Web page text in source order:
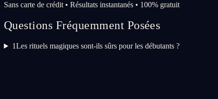
Sans carte de crédit • Résultats instantanés • 100% gratuit
Questions Fréquemment Posées
1Les rituels magiques sont-ils sûrs pour les débutants ?